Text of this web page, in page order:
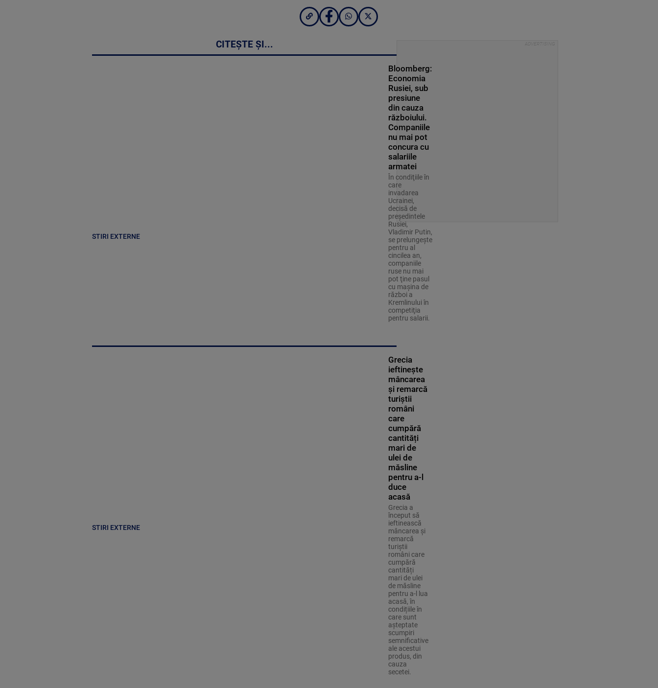
CITEȘTE ȘI...
STIRI EXTERNE
Bloomberg:
Economia
Rusiei, sub
presiune
din cauza
războiului.
Companiile
nu mai pot
concura cu
salariile
armatei
În condiţiile în
care
invadarea
Ucrainei,
decisă de
preşedintele
Rusiei,
Vladimir Putin,
se prelungeşte
pentru al
cincilea an,
companiile
ruse nu mai
pot ţine pasul
cu maşina de
război a
Kremlinului în
competiţia
pentru salarii.
STIRI EXTERNE
Grecia
ieftinește
mâncarea
și remarcă
turiștii
români
care
cumpără
cantități
mari de
ulei de
măsline
pentru a-l
duce
acasă
Grecia a
început să
ieftinească
mâncarea și
remarcă
turiștii
români care
cumpără
cantități
mari de ulei
de măsline
pentru a-l lua
acasă, în
condițiile în
care sunt
așteptate
scumpiri
semnificative
ale acestui
produs, din
cauza
secetei.